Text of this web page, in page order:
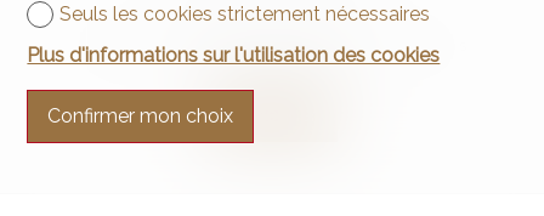
Restez connecté
Ne laissez aucun bien vous échapper, inscrivez-vous
gratuitement.
S'abonner
Seuls les cookies strictement nécessaires
Plus d'informations sur l'utilisation des cookies
Confirmer mon choix